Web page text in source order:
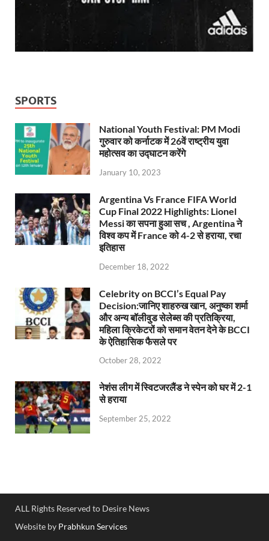
SPORTS
National Youth Festival: PM Modi
गुरुवार को कर्नाटक में 26वें राष्ट्रीय युवा
महोत्सव का उद्घाटन करेंगे
January 10, 2023
Argentina Vs France FIFA World
Cup Final 2022 Highlights: Lionel
Messi का सपना हुआ सच , Argentina ने
विश्व कप में France को 4-2 से हराया, रचा
इतिहास
December 18, 2022
Celebrity on BCCI’s Equal Pay
Decision:जानिए शाहरुख खान, अनुष्का शर्मा
और अन्य बॉलीवुड सेलेब्स की प्रतिक्रिया,
महिला क्रिकेटरों को समान वेतन देने के BCCI
के ऐतिहासिक फैसले पर
October 28, 2022
नेशंस लीग में स्विटजरलैंड ने स्पेन को घर में 2-1
से हराया
September 25, 2022
ALL Rights Reserved to Desire News
Website by Prabhkun Services